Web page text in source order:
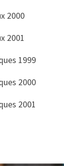
2000
2001
1999
2000
2001